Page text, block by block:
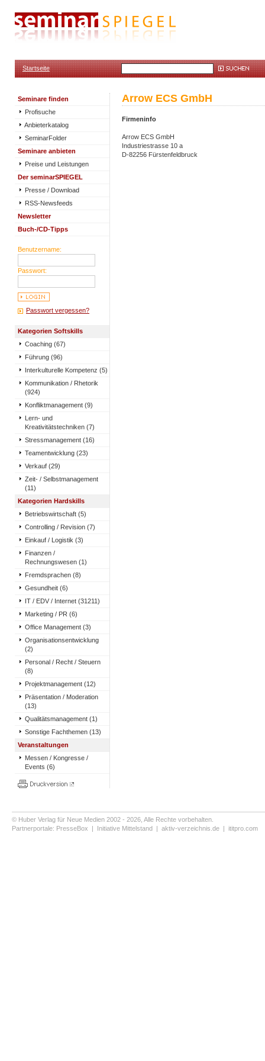
Startseite
Seminare finden
Profisuche
Anbieterkatalog
SeminarFolder
Seminare anbieten
Preise und Leistungen
Der seminarSPIEGEL
Presse / Download
RSS-Newsfeeds
Newsletter
Buch-/CD-Tipps
Benutzername:
Passwort:
Passwort vergessen?
Kategorien Softskills
Coaching (67)
Führung (96)
Interkulturelle Kompetenz (5)
Kommunikation / Rhetorik
(924)
Konfliktmanagement (9)
Lern- und
Kreativitätstechniken (7)
Stressmanagement (16)
Teamentwicklung (23)
Verkauf (29)
Zeit- / Selbstmanagement
(11)
Kategorien Hardskills
Betriebswirtschaft (5)
Controlling / Revision (7)
Einkauf / Logistik (3)
Finanzen /
Rechnungswesen (1)
Fremdsprachen (8)
Gesundheit (6)
IT / EDV / Internet (31211)
Marketing / PR (6)
Office Management (3)
Organisationsentwicklung
(2)
Personal / Recht / Steuern
(8)
Projektmanagement (12)
Präsentation / Moderation
(13)
Qualitätsmanagement (1)
Sonstige Fachthemen (13)
Veranstaltungen
Messen / Kongresse /
Events (6)
Arrow ECS GmbH
Firmeninfo
Arrow ECS GmbH
Industriestrasse 10 a
D-82256 Fürstenfeldbruck
© Huber Verlag für Neue Medien 2002 - 2026, Alle Rechte vorbehalten.
Partnerportale: PresseBox | Initiative Mittelstand | aktiv-verzeichnis.de | ititpro.com